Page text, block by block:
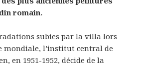
romain.
subies par la villa lors
mondiale, l’institut central de
en 1951-1952, décide de la